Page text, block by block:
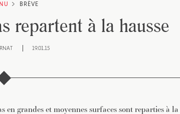
BRÈVE
repartent à la hausse
19.01.15
en grandes et moyennes surfaces sont reparties à la